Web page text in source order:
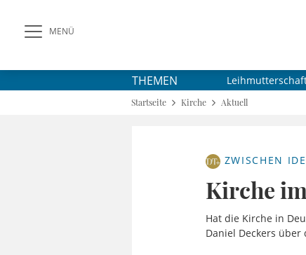
MENÜ
THEMEN
Startseite Kirche Aktuell
ZWISCHEN
Kirche
Hat die Kirche in
Daniel Deckers